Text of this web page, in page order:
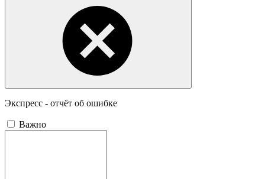
Экспресс - отчёт об ошибке
Важно